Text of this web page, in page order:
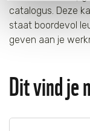
van de website.
op "Cookie
onze Cookie
catalogus. Deze
staat boordevol
geven aan je
Dit vind je